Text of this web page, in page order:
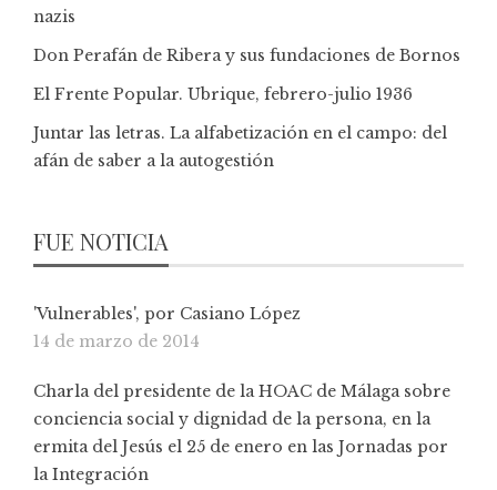
nazis
Don Perafán de Ribera y sus fundaciones de Bornos
El Frente Popular. Ubrique, febrero-julio 1936
Juntar las letras. La alfabetización en el campo: del
afán de saber a la autogestión
FUE NOTICIA
'Vulnerables', por Casiano López
14 de marzo de 2014
Charla del presidente de la HOAC de Málaga sobre
conciencia social y dignidad de la persona, en la
ermita del Jesús el 25 de enero en las Jornadas por
la Integración